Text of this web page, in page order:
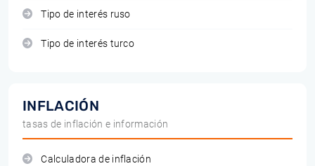
Tipo de interés ruso
Tipo de interés turco
INFLACIÓN
tasas de inflación e información
Calculadora de inflación